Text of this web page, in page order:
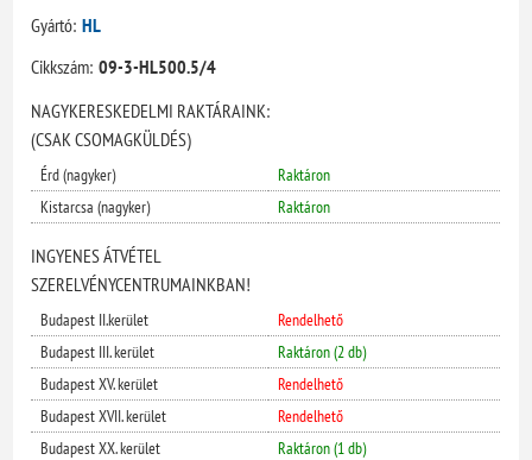
Gyártó: HL
Cikkszám: 09-3-HL500.5/4
NAGYKERESKEDELMI RAKTÁRAINK:
(CSAK CSOMAGKÜLDÉS)
Érd (nagyker)
Raktáron
Kistarcsa (nagyker)
Raktáron
INGYENES ÁTVÉTEL
SZERELVÉNYCENTRUMAINKBAN!
Budapest II.kerület
Rendelhető
Budapest III. kerület
Raktáron (2 db)
Budapest XV. kerület
Rendelhető
Budapest XVII. kerület
Rendelhető
Budapest XX. kerület
Raktáron (1 db)